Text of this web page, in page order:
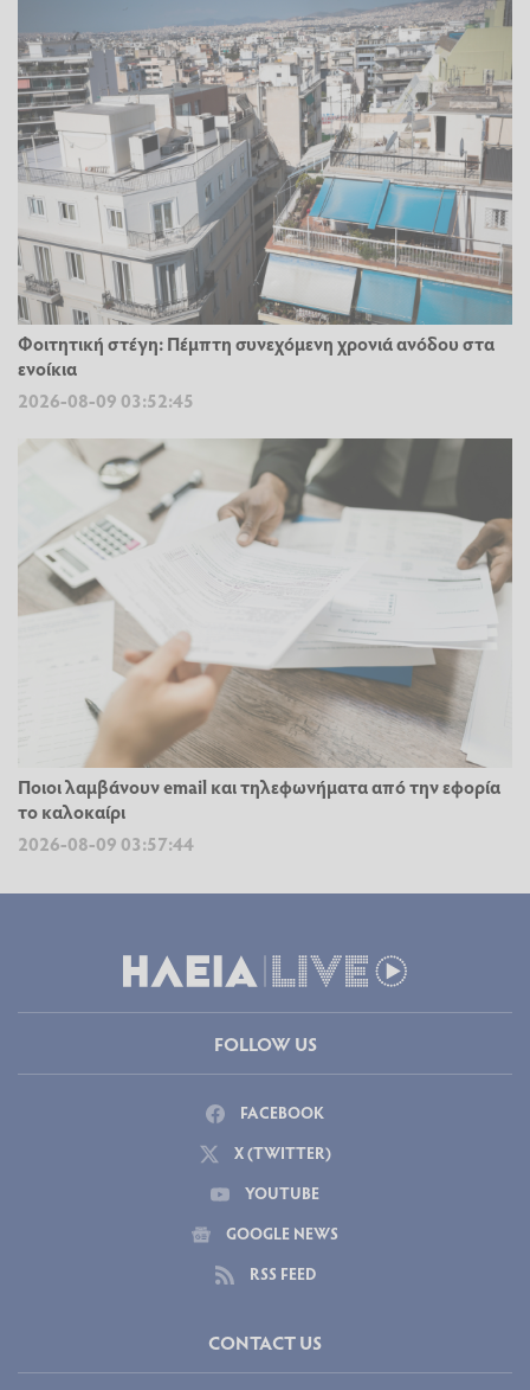
Φοιτητική στέγη: Πέμπτη συνεχόμενη χρονιά ανόδου στα
ενοίκια
2026-08-09 03:52:45
Ποιοι λαμβάνουν email και τηλεφωνήματα από την εφορία
το καλοκαίρι
2026-08-09 03:57:44
FOLLOW US
FACEBOOK
X (TWITTER)
YOUTUBE
GOOGLE NEWS
RSS FEED
CONTACT US